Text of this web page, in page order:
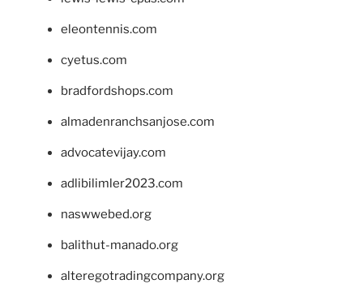
eleontennis.com
cyetus.com
bradfordshops.com
almadenranchsanjose.com
advocatevijay.com
adlibilimler2023.com
naswwebed.org
balithut-manado.org
alteregotradingcompany.org